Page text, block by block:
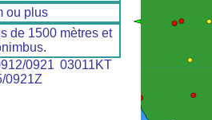
ou plus
de 1500 mètres et
0921 03011KT
0921Z